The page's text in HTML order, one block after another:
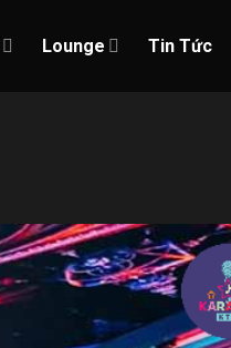
Lounge Tin Tức